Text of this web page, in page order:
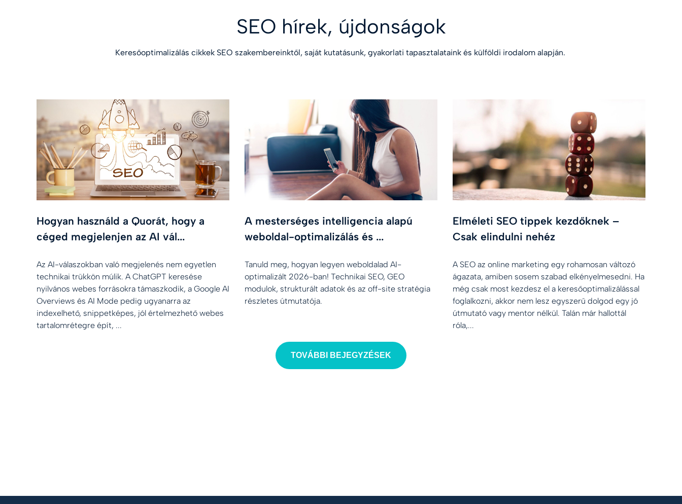
SEO hírek, újdonságok
Keresőoptimalizálás cikkek SEO szakembereinktől, saját kutatásunk, gyakorlati tapasztalataink és külföldi irodalom alapján.
Hogyan használd a Quorát, hogy a
céged megjelenjen az AI vál...
Az AI-válaszokban való megjelenés nem egyetlen
technikai trükkön múlik. A ChatGPT keresése
nyilvános webes forrásokra támaszkodik, a Google AI
Overviews és AI Mode pedig ugyanarra az
indexelhető, snippetképes, jól értelmezhető webes
tartalomrétegre épít, ...
A mesterséges intelligencia alapú
weboldal-optimalizálás és ...
Tanuld meg, hogyan legyen weboldalad AI-
optimalizált 2026-ban! Technikai SEO, GEO
modulok, strukturált adatok és az off-site stratégia
részletes útmutatója.
Elméleti SEO tippek kezdőknek –
Csak elindulni nehéz
A SEO az online marketing egy rohamosan változó
ágazata, amiben sosem szabad elkényelmesedni. Ha
még csak most kezdesz el a keresőoptimalizálással
foglalkozni, akkor nem lesz egyszerű dolgod egy jó
útmutató vagy mentor nélkül. Talán már hallottál
róla,...
TOVÁBBI BEJEGYZÉSEK